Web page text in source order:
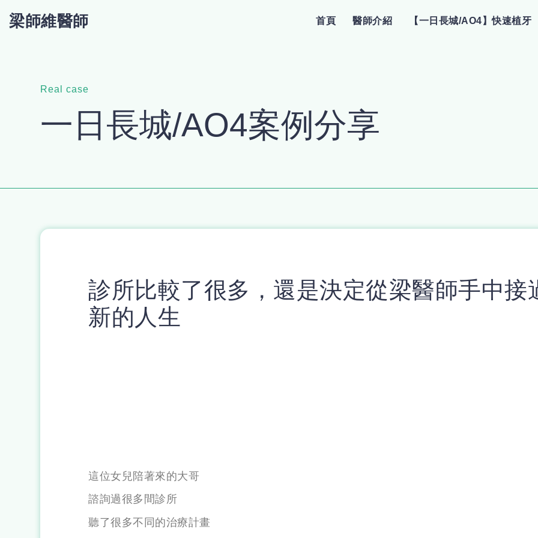
梁師維醫師 首頁 醫師介紹 【一日長城/AO4】快速植牙
Real case
一日長城/AO4案例分享
診所比較了很多，還是決定從梁醫師手中接
新的人生
這位女兒陪著來的大哥
諮詢過很多間診所
聽了很多不同的治療計畫